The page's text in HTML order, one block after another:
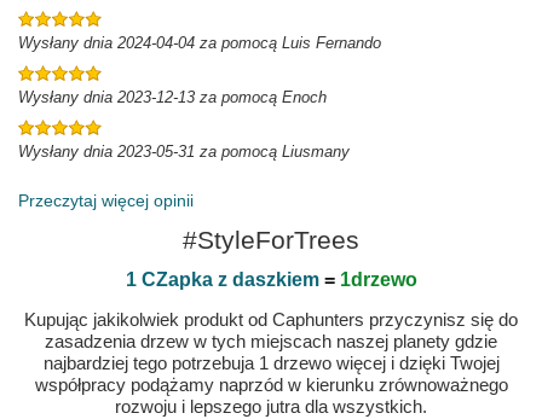
Wysłany dnia 2024-04-04 za pomocą Luis Fernando
Wysłany dnia 2023-12-13 za pomocą Enoch
Wysłany dnia 2023-05-31 za pomocą Liusmany
Przeczytaj więcej opinii
#StyleForTrees
1 CZapka z daszkiem= 1drzewo
Kupując jakikolwiek produkt od Caphunters przyczynisz się do
zasadzenia drzew w tych miejscach naszej planety gdzie
najbardziej tego potrzebuja 1 drzewo więcej i dzięki Twojej
współpracy podążamy naprzód w kierunku zrównoważnego
rozwoju i lepszego jutra dla wszystkich.